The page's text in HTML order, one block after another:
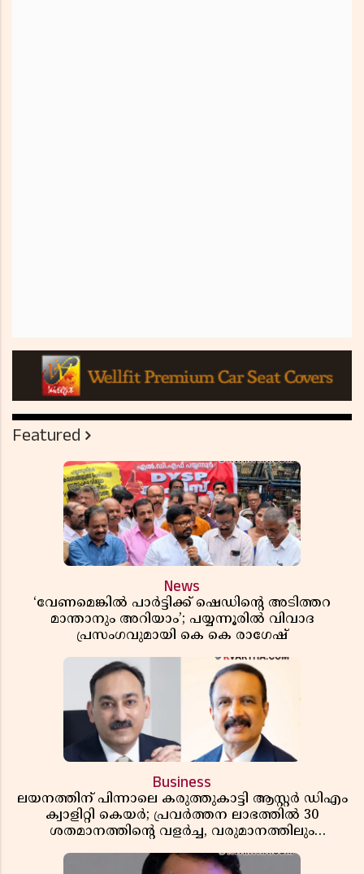
Featured
News
‘വേണമെങ്കിൽ പാർട്ടിക്ക് ഷെഡിൻ്റെ അടിത്തറ
മാന്താനും അറിയാം’; പയ്യന്നൂരിൽ വിവാദ
പ്രസംഗവുമായി കെ കെ രാഗേഷ്
Business
ലയനത്തിന് പിന്നാലെ കരുത്തുകാട്ടി ആസ്റ്റർ ഡിഎം
ക്വാളിറ്റി കെയർ; പ്രവർത്തന ലാഭത്തിൽ 30
ശതമാനത്തിൻ്റെ വളർച്ച, വരുമാനത്തിലും
റിപ്പോർട്ട് പുറത്ത്